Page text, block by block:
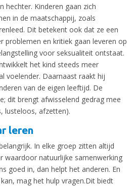
hechter. Kinderen gaan zich
in de maatschappij, zoals
Dit betekent ook dat ze een
problemen en kritiek gaan leveren op
voor seksualiteit ontstaat.
het kind steeds meer
voelender. Daarnaast raakt hij
van de eigen leeftijd. De
dit brengt afwisselend gedrag mee
lusteloos, afzetten).
leren
In elke groep zitten altijd
waardoor natuurlijke samenwerking
goed in, dan helpt het anderen. En
mag het hulp vragen.Dit biedt